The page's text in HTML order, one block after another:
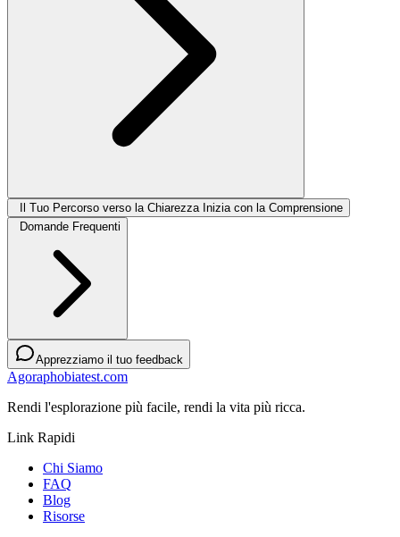
Il Tuo Percorso verso la Chiarezza Inizia con la Comprensione
Domande Frequenti
Apprezziamo il tuo feedback
Agoraphobiatest.com
Rendi l'esplorazione più facile, rendi la vita più ricca.
Link Rapidi
Chi Siamo
FAQ
Blog
Risorse